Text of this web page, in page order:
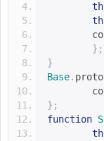
};
}
Base.
};
function